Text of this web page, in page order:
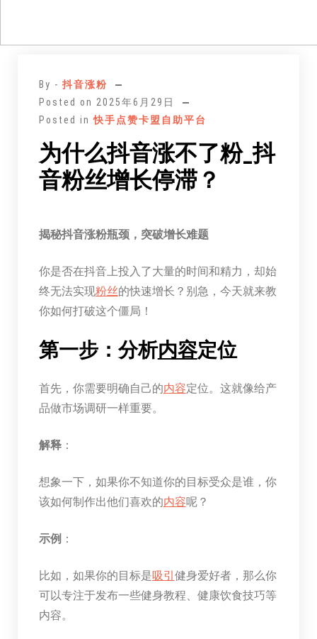
By - 抖音涨粉
Posted on 2025年6月29日
Posted in快手点赞卡盟自助平台
为什么抖音涨不了粉_抖
音粉丝增长停滞？
揭秘抖音涨粉瓶颈，突破增长难题
你是否在抖音上投入了大量的时间和精力，却始
终无法实现粉丝的快速增长？别急，今天就来教
你如何打破这个僵局！
第一步：分析内容定位
首先，你需要明确自己的内容定位。这就像给产
品做市场调研一样重要。
解释：
想象一下，如果你不知道你的目标受众是谁，你
该如何制作出他们喜欢的内容呢？
示例 ：
比如，如果你的目标是吸引 健身爱好者，那么你
可以专注于发布一些健身教程、健康饮食技巧等
内容。